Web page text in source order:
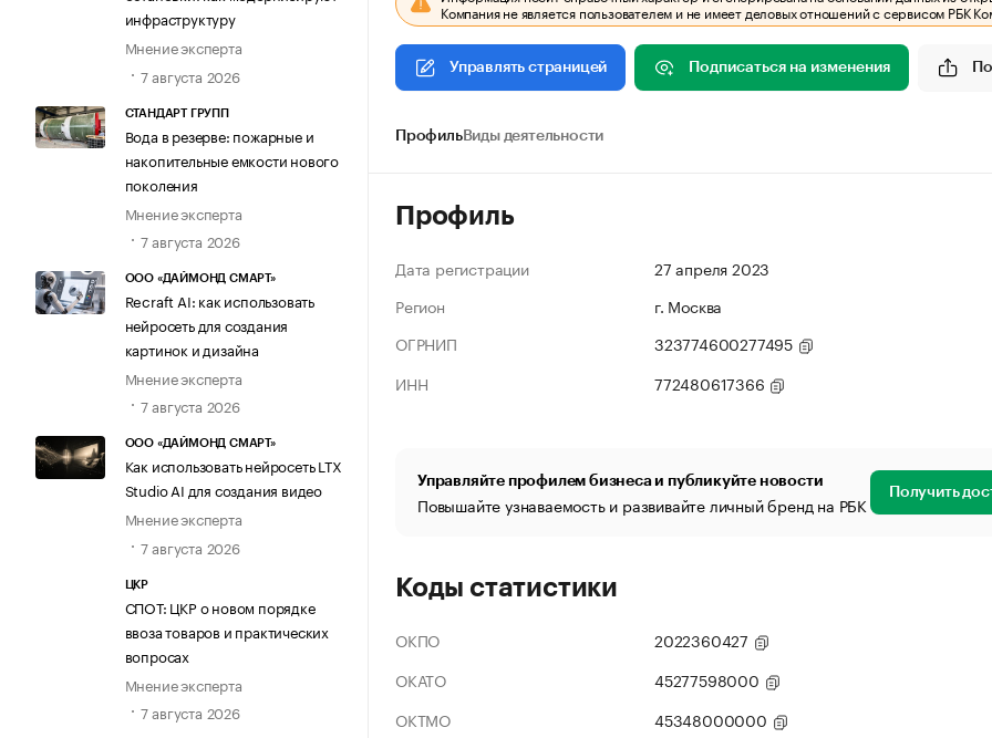
инфраструктуру
Мнение эксперта
7 августа 2026
СТАНДАРТ ГРУПП
Вода в резерве: пожарные и
накопительные емкости нового
поколения
Мнение эксперта
7 августа 2026
ООО «ДАЙМОНД СМАРТ»
Recraft AI: как использовать
нейросеть для создания
картинок и дизайна
Мнение эксперта
7 августа 2026
ООО «ДАЙМОНД СМАРТ»
Как использовать нейросеть LTX
Studio AI для создания видео
Мнение эксперта
7 августа 2026
ЦКР
СПОТ: ЦКР о новом порядке
ввоза товаров и практических
вопросах
Мнение эксперта
7 августа 2026
Компания не является пользователем и не имеет деловых отношений с сервисом РБК
Управлять страницей Подписаться на изменения
ПрофильВиды деятельности
Профиль
Дата регистрации
27 апреля 2023
Регион
г. Москва
ОГРНИП
323774600277495
ИНН
772480617366
Управляйте профилем бизнеса и публикуйте новости
Повышайте узнаваемость и развивайте личный бренд на РБК Получить
Коды статистики
ОКПО
2022360427
ОКАТО
45277598000
ОКТМО
45348000000